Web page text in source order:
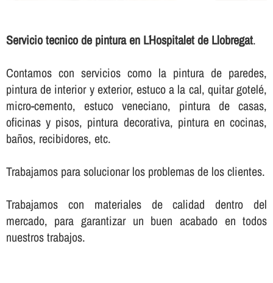
Servicio tecnico de pintura en L´Hospitalet de Llobregat.
Contamos con servicios como la pintura de paredes,
pintura de interior y exterior, estuco a la cal, quitar gotelé,
micro-cemento, estuco veneciano, pintura de casas,
oficinas y pisos, pintura decorativa, pintura en cocinas,
baños, recibidores, etc.
Trabajamos para solucionar los problemas de los clientes.
Trabajamos con materiales de calidad dentro del
mercado, para garantizar un buen acabado en todos
nuestros trabajos.